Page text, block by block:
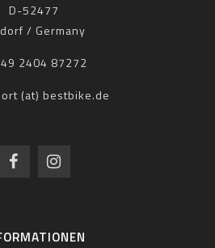
D-52477
/ Germany
2404 87272
(at) bestbike.de